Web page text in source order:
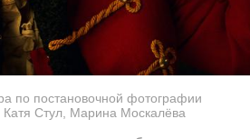
по постановочной фотографии
Катя Стул, Марина Москалёва